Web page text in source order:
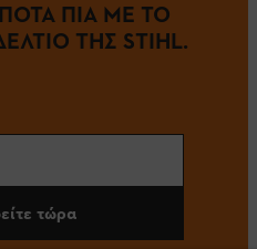
ΠΙΑ ΜΕ ΤΟ
ΤΗΣ STIHL.
τώρα